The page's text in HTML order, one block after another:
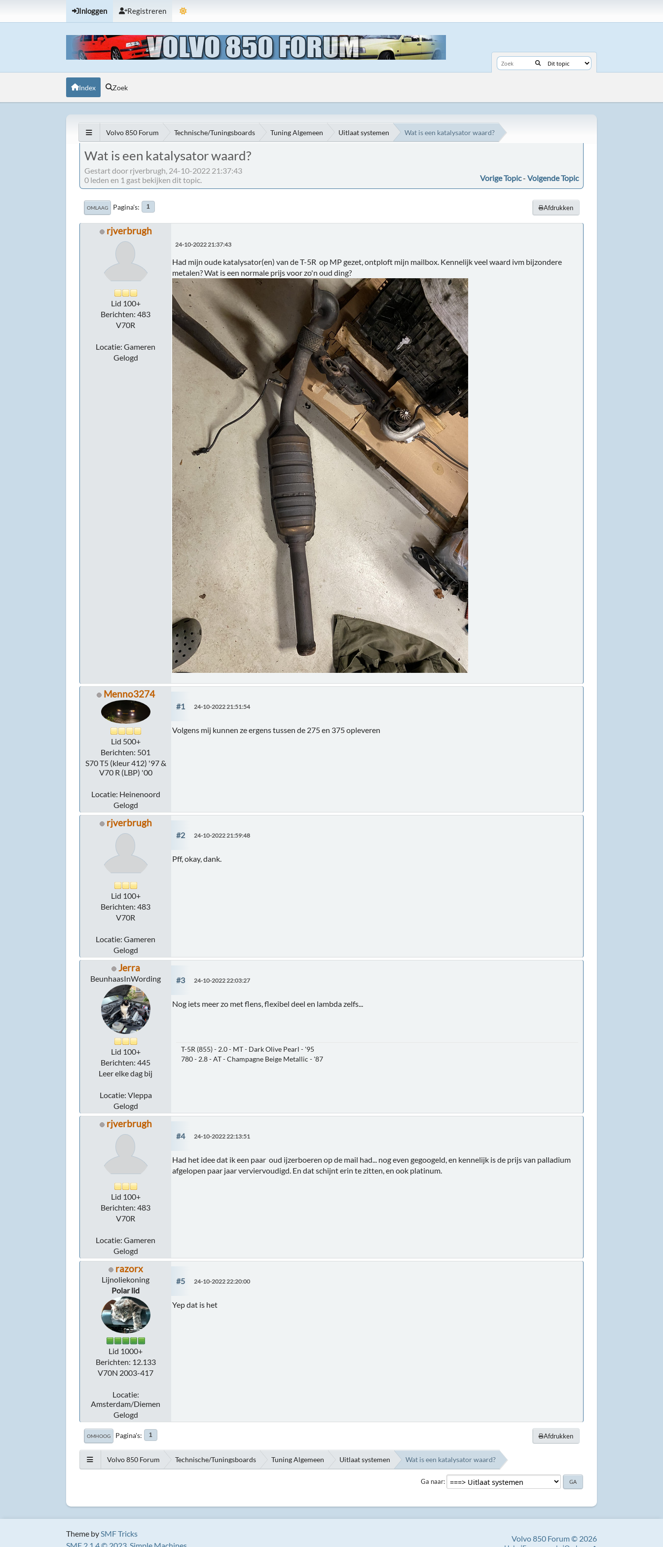
Inloggen Registreren
Index Zoek
Volvo 850 Forum Technische/Tuningsboards Tuning Algemeen Uitlaat systemen Wat is een katalysator waard?
Wat is een katalysator waard?
Gestart door rjverbrugh, 24-10-2022 21:37:43
Vorige Topic- Volgende Topic
0 leden en 1 gast bekijken dit topic.
Afdrukken
OMLAAG Pagina's 1
rjverbrugh
Lid 100+
Berichten: 483
V70R
Locatie: Gameren
Gelogd
24-10-2022 21:37:43
Had mijn oude katalysator(en) van de T-5R op MP gezet, ontploft mijn mailbox. Kennelijk veel waard ivm bijzondere
metalen? Wat is een normale prijs voor zo'n oud ding?
Menno3274
Lid 500+
Berichten: 501
S70 T5 (kleur 412) '97 &
V70 R (LBP) '00
Locatie: Heinenoord
Gelogd
#1 24-10-2022 21:51:54
Volgens mij kunnen ze ergens tussen de 275 en 375 opleveren
rjverbrugh
Lid 100+
Berichten: 483
V70R
Locatie: Gameren
Gelogd
#2 24-10-2022 21:59:48
Pff, okay, dank.
Jerra
BeunhaasInWording
Lid 100+
Berichten: 445
Leer elke dag bij
Locatie: Vleppa
Gelogd
#3 24-10-2022 22:03:27
Nog iets meer zo met flens, flexibel deel en lambda zelfs...
T-5R (855) - 2.0 - MT - Dark Olive Pearl - '95
780 - 2.8 - AT - Champagne Beige Metallic - '87
rjverbrugh
Lid 100+
Berichten: 483
V70R
Locatie: Gameren
Gelogd
#4 24-10-2022 22:13:51
Had het idee dat ik een paar oud ijzerboeren op de mail had... nog even gegoogeld, en kennelijk is de prijs van palladium
afgelopen paar jaar verviervoudigd. En dat schijnt erin te zitten, en ook platinum.
razorx
Lijnoliekoning
Polar lid
Lid 1000+
Berichten: 12.133
V70N 2003-417
Locatie:
Amsterdam/Diemen
Gelogd
#5 24-10-2022 22:20:00
Yep dat is het
Afdrukken
OMHOOG Pagina's 1
Volvo 850 Forum Technische/Tuningsboards Tuning Algemeen Uitlaat systemen Wat is een katalysator waard?
Ga naar
Theme bySMF Tricks
Volvo 850 Forum © 2026